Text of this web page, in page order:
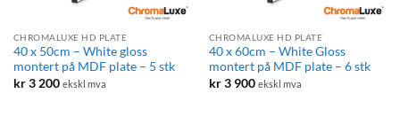
CHROMALUXE HD PLATE
40 x 50cm – White gloss
montert på MDF plate – 5 stk
kr3 200 ekskl mva
CHROMALUXE HD PLATE
40 x 60cm – White Gloss
montert på MDF plate – 6 stk
kr3 900 ekskl mva